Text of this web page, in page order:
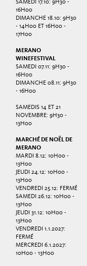
SAMEDI 17.10: 9H30 -
16H00
DIMANCHE 18.10: 9H30
- 14H00 ET 16H00 -
17H00
MERANO
WINEFESTIVAL
SAMEDI 07.11: 9H30 -
16H00
DIMANCHE 08.11: 9H30
- 16H00
SAMEDIS 14 ET 21
NOVEMBRE: 9H30 -
13H00
MARCHÉ DE NOËL DE
MERANO
MARDI 8.12: 10H00 -
13H00
JEUDI 24.12: 10H00 -
13H00
VENDREDI 25.12: FERMÉ
SAMEDI 26.12: 10H00 -
13H00
JEUDI 31.12: 10H00 -
13H00
VENDREDI 1.1.2027:
FERMÉ
MERCREDI 6.1.2027:
10H00 - 13H00